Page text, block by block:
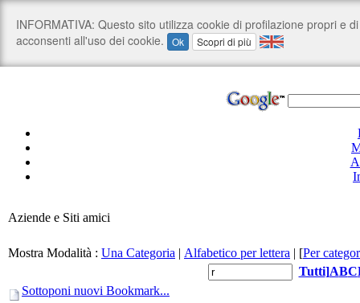
Aziende e Siti amici
Mostra Modalità : Una Categoria | Alfabetico per lettera | [Per
Tutti]ABC
Sottoponi nuovi Bookmark...